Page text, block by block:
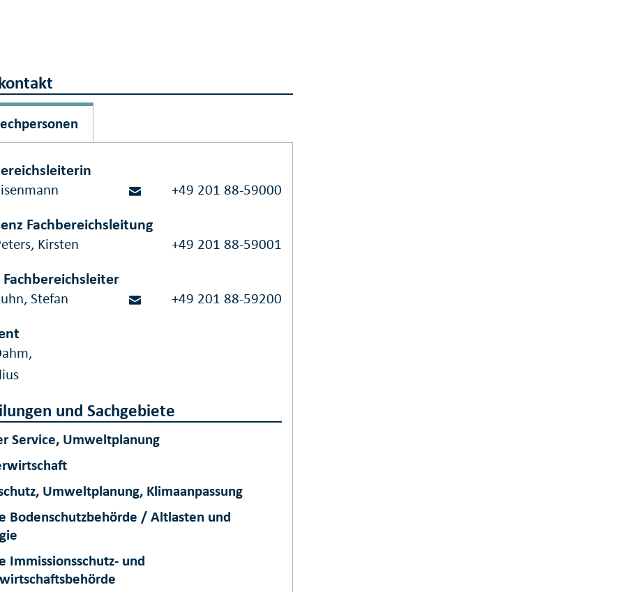
+49 201 88-59000
Fachbereichsleitung
Kirsten +49 201 88-59001
Stefan +49 201 88-59200
und Sachgebiete
Service, Umweltplanung
Umweltplanung, Klimaanpassung
Bodenschutzbehörde / Altlasten und
Immissionsschutz- und